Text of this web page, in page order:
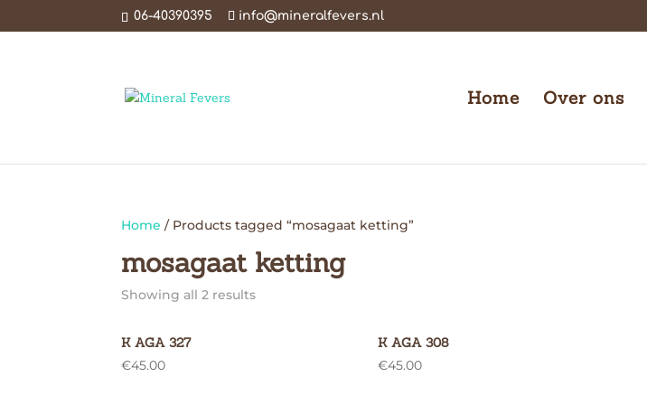
06-40390395 info@mineralfevers.nl
Home Over ons
Home / Products tagged “mosagaat ketting”
mosagaat ketting
Showing all 2 results
K AGA 327
€45.00
K AGA 308
€45.00